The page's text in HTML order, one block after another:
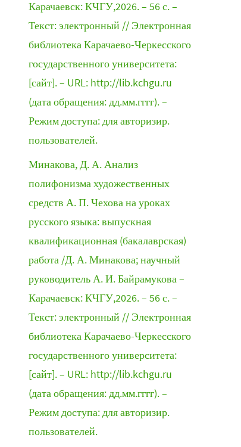
Карачаевск: КЧГУ,2026. – 56 с. –
Текст: электронный // Электронная
библиотека Карачаево-Черкесского
государственного университета:
[сайт]. – URL: http://lib.kchgu.ru
(дата обращения: дд.мм.гггг). –
Режим доступа: для авторизир.
пользователей.
Минакова, Д. А. Анализ
полифонизма художественных
средств А. П. Чехова на уроках
русского языка: выпускная
квалификационная (бакалаврская)
работа /Д. А. Минакова; научный
руководитель А. И. Байрамукова –
Карачаевск: КЧГУ,2026. – 56 с. –
Текст: электронный // Электронная
библиотека Карачаево-Черкесского
государственного университета:
[сайт]. – URL: http://lib.kchgu.ru
(дата обращения: дд.мм.гггг). –
Режим доступа: для авторизир.
пользователей.